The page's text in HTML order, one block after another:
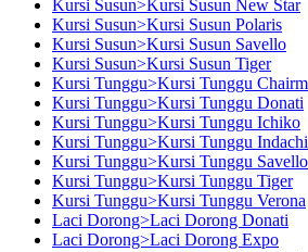
Kursi Susun>Kursi Susun New Star
Kursi Susun>Kursi Susun Polaris
Kursi Susun>Kursi Susun Savello
Kursi Susun>Kursi Susun Tiger
Kursi Tunggu>Kursi Tunggu
Kursi Tunggu>Kursi Tunggu Donati
Kursi Tunggu>Kursi Tunggu Ichiko
Kursi Tunggu>Kursi Tunggu Indachi
Kursi Tunggu>Kursi Tunggu Savello
Kursi Tunggu>Kursi Tunggu Tiger
Kursi Tunggu>Kursi Tunggu Verona
Laci Dorong>Laci Dorong Donati
Laci Dorong>Laci Dorong Expo